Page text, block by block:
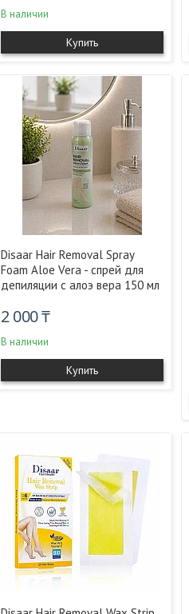
В наличии
Купить
Disaar Hair Removal Spray
Foam Aloe Vera - спрей для
депиляции с алоэ вера 150 мл
2 000 ₸
В наличии
Купить